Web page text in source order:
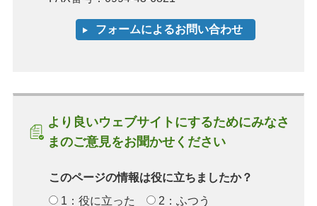
より良いウェブサイトにするためにみなさ
まのご意見をお聞かせください
このページの情報は役に立ちましたか？
1：役に立った
2：ふつう